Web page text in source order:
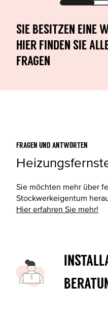
Sie besitzen eine
Hier finden Sie
Fragen
FRAGEN UND ANTWORTEN
Sie möchten mehr über
Stockwerkeigentum
Hier erfahren Sie mehr!